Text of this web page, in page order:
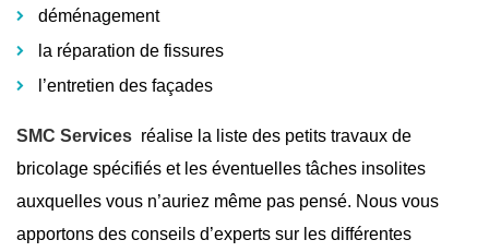
déménagement
la réparation de fissures
l’entretien des façades
SMC Services réalise la liste des petits travaux de
bricolage spécifiés et les éventuelles tâches insolites
auxquelles vous n’auriez même pas pensé. Nous vous
apportons des conseils d’experts sur les différentes